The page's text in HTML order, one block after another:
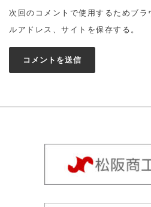
次回のコメントで使用するためブ
ルアドレス、サイトを保存する。